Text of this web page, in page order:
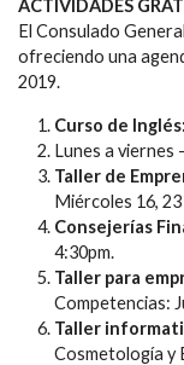
ACTIVIDADES
El Consulado
ofreciendo una
2019.
Curso de Inglés:
Lunes a viernes
Taller de
Miércoles 16, 23
Consejerías
4:30pm.
Taller para
Competencias:
Taller
Cosmetología y